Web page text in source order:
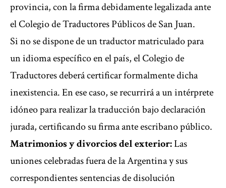
provincia, con la firma debidamente legalizada ante
el Colegio de Traductores Públicos de San Juan.
Si no se dispone de un traductor matriculado para
un idioma específico en el país, el Colegio de
Traductores deberá certificar formalmente dicha
inexistencia. En ese caso, se recurrirá a un intérprete
idóneo para realizar la traducción bajo declaración
jurada, certificando su firma ante escribano público.
Matrimonios y divorcios del exterior:Las
uniones celebradas fuera de la Argentina y sus
correspondientes sentencias de disolución